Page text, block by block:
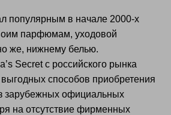
популярным в начале 2000-х
парфюмам, уходовой
же, нижнему белью.
Secret с российского рынка
способов приобретения
зарубежных официальных
на отсутствие фирменных